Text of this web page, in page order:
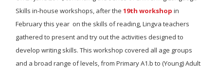
Skills in-house workshops, after the 19th workshop in
February this year on the skills of reading, Lingva teachers
gathered to present and try out the activities designed to
develop writing skills. This workshop covered all age groups
and a broad range of levels, from Primary A1.b to (Young) Adult